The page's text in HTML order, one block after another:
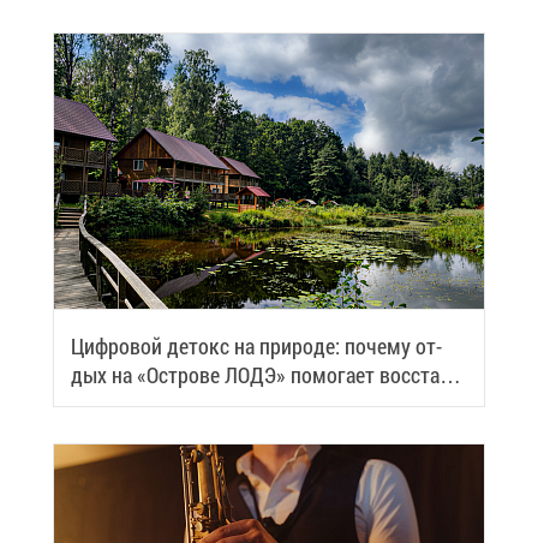
Циф­ро­вой де­токс на при­ро­де: по­че­му от­
дых на «Ост­ро­ве ЛОДЭ» по­мо­га­ет вос­ста­но­
вить си­лы